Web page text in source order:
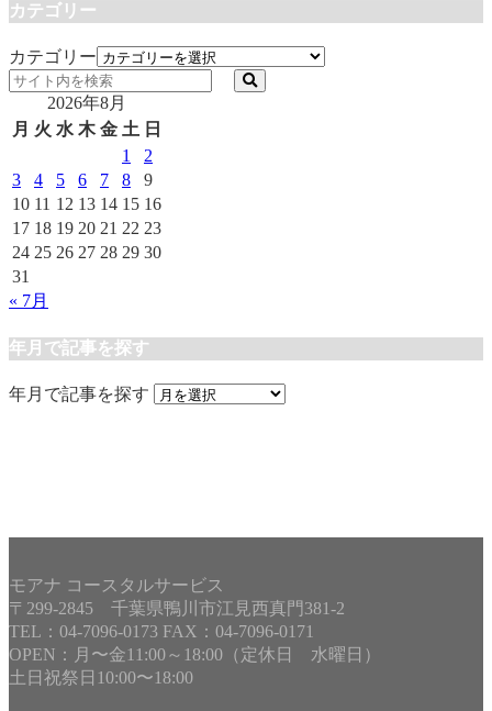
カテゴリー
カテゴリー
2026年8月
月 火 水 木 金 土 日
1
2
3
4 5 6 7 8
9
10 11 12 13 14 15 16
17 18 19 20 21 22 23
24 25 26 27 28 29 30
31
« 7月
年月で記事を探す
年月で記事を探す
モアナ コースタルサービス
〒299-2845 千葉県鴨川市江見西真門381-2
TEL：04-7096-0173 FAX：04-7096-0171
OPEN：月〜金11:00～18:00（定休日 水曜日）
土日祝祭日10:00〜18:00